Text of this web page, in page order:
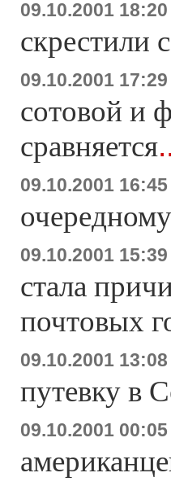
09.10.2001 18:20
скрестили
09.10.2001 17:29
сотовой и
сравняется
09.10.2001 16:45
09.10.2001 15:39
стала
почтовых
09.10.2001 13:08
путевку в
09.10.2001 00:05